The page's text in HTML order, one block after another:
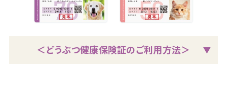
＜どうぶつ健康保険証のご利用方法＞